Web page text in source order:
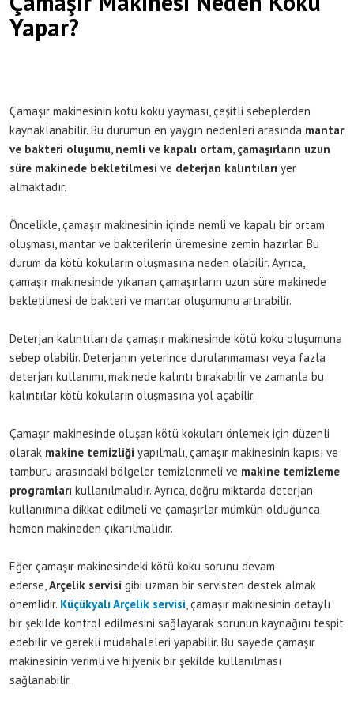
Yapar?
Çamaşır makinesinin kötü koku yayması, çeşitli sebeplerden
kaynaklanabilir. Bu durumun en yaygın nedenleri arasında mantar
ve bakteri oluşumu, nemli ve kapalı ortam, çamaşırların uzun
süre makinede bekletilmesi ve deterjan kalıntıları yer
almaktadır.
Öncelikle, çamaşır makinesinin içinde nemli ve kapalı bir ortam
oluşması, mantar ve bakterilerin üremesine zemin hazırlar. Bu
durum da kötü kokuların oluşmasına neden olabilir. Ayrıca,
çamaşır makinesinde yıkanan çamaşırların uzun süre makinede
bekletilmesi de bakteri ve mantar oluşumunu artırabilir.
Deterjan kalıntıları da çamaşır makinesinde kötü koku oluşumuna
sebep olabilir. Deterjanın yeterince durulanmaması veya fazla
deterjan kullanımı, makinede kalıntı bırakabilir ve zamanla bu
kalıntılar kötü kokuların oluşmasına yol açabilir.
Çamaşır makinesinde oluşan kötü kokuları önlemek için düzenli
olarak makine temizliği yapılmalı, çamaşır makinesinin kapısı ve
tamburu arasındaki bölgeler temizlenmeli ve makine temizleme
programları kullanılmalıdır. Ayrıca, doğru miktarda deterjan
kullanımına dikkat edilmeli ve çamaşırlar mümkün olduğunca
hemen makineden çıkarılmalıdır.
Eğer çamaşır makinesindeki kötü koku sorunu devam
ederse,Arçelik servisi gibi uzman bir servisten destek almak
önemlidir. Küçükyalı Arçelik servisi, çamaşır makinesinin detaylı
bir şekilde kontrol edilmesini sağlayarak sorunun kaynağını tespit
edebilir ve gerekli müdahaleleri yapabilir. Bu sayede çamaşır
makinesinin verimli ve hijyenik bir şekilde kullanılması
sağlanabilir.